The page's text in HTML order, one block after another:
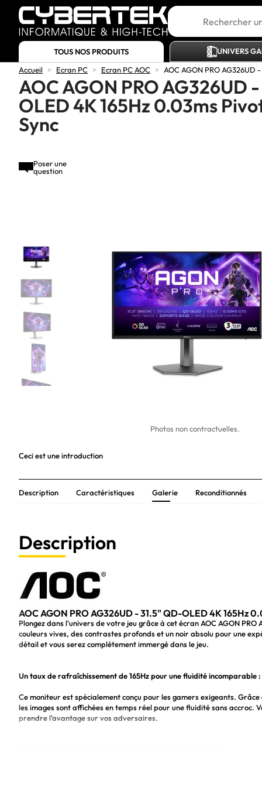
TOUS NOS PRODUITS UNIVERS
Accueil
> Ecran PC > Ecran PC AOC > AOC AGON PRO
AOC AGON PRO AG326UD
OLED 4K 165Hz 0.03ms
Sync
Poser une
question
Photos non contractuelles.
Ceci est une introduction
Description Caractéristiques Galerie Reconditionnés
Description
AOC AGON PRO AG326UD - 31.5" QD-OLED 4K 165Hz
Plongez dans l'univers de votre jeu grâce à cet écran AOC AGON
couleurs vives, des contrastes profonds et un noir absolu pour une
détail et vous serez complètement immergé dans le jeu.
Un taux de rafraîchissement de 165Hz pour une fluidité incomparable :
Ce moniteur est spécialement conçu pour les gamers exigeants.
les images sont affichées en temps réel pour une fluidité sans
prendre l'avantage sur vos adversaires.
Avec un temps de réponse de seulement 1 milliseconde, cet écran